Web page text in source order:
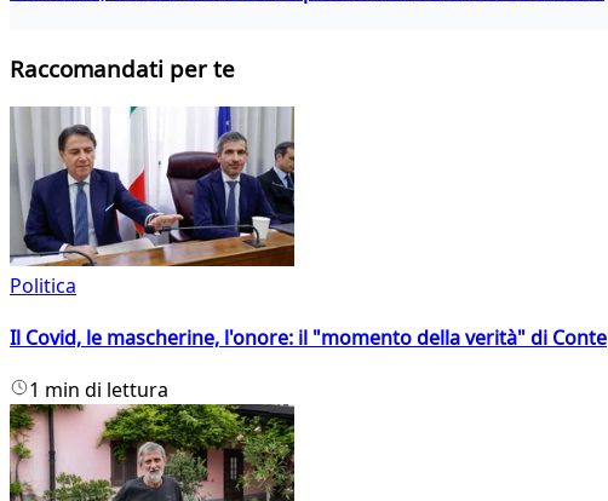
Raccomandati per te
Politica
Il Covid, le mascherine, l'onore: il "momento della verità" di Conte
1 min di lettura